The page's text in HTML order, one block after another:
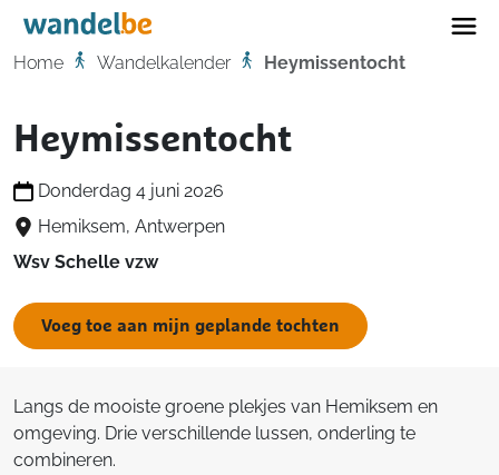
Home
Home Wandelkalender Heymissentocht
Heymissentocht
Donderdag 4 juni 2026
Hemiksem, Antwerpen
Wsv Schelle vzw
Voeg toe aan mijn geplande tochten
Langs de mooiste groene plekjes van Hemiksem en
omgeving. Drie verschillende lussen, onderling te
combineren.